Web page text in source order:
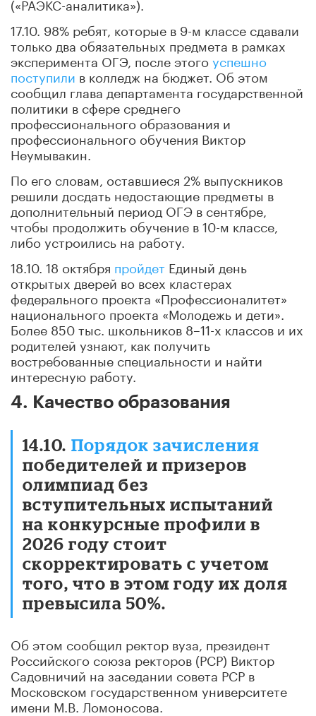
17.10. 98% ребят, которые в 9-м классе сдавали
только два обязательных предмета в рамках
эксперимента ОГЭ, после этогоуспешно
поступили в колледж на бюджет. Об этом
сообщил глава департамента государственной
политики в сфере среднего
профессионального образования и
профессионального обучения Виктор
Неумывакин.
По его словам, оставшиеся 2% выпускников
решили досдать недостающие предметы в
дополнительный период ОГЭ в сентябре,
чтобы продолжить обучение в 10-м классе,
либо устроились на работу.
18.10. 18 октября пройдет Единый день
открытых дверей во всех кластерах
федерального проекта «Профессионалитет»
национального проекта «Молодежь и дети».
Более 850 тыс. школьников 8–11-х классов и их
родителей узнают, как получить
востребованные специальности и найти
интересную работу.
4. Качество образования
14.10. Порядок зачисления
победителей и призеров
олимпиад без
вступительных испытаний
на конкурсные профили в
2026 году стоит
скорректировать с учетом
того, что в этом году их доля
превысила 50%.
Об этом сообщил ректор вуза, президент
Российского союза ректоров (РСР) Виктор
Садовничий на заседании совета РСР в
Московском государственном университете
имени М.В. Ломоносова.